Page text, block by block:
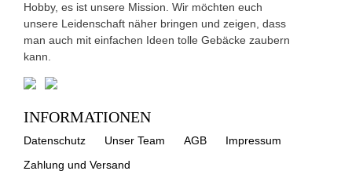
Hobby, es ist unsere Mission. Wir möchten euch
unsere Leidenschaft näher bringen und zeigen, dass
man auch mit einfachen Ideen tolle Gebäcke zaubern
kann.
INFORMATIONEN
Datenschutz Unser Team AGB
Impressum
Zahlung und Versand